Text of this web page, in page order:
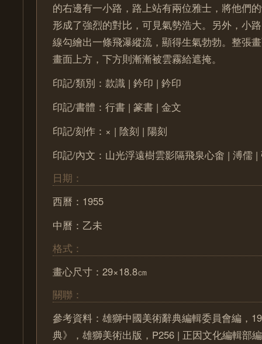
的右邊有一小路，路上站有兩位雅士，將他們
形成了強烈的對比，可見氣勢浩大。另外，小
線勾繪出一條飛瀑縱流，顯得生氣勃勃。整張
畫面上方，下方則漸漸被雲霧給遮掩。
印記/類別：款識 | 鈐印 | 鈐印
印記/書體：行書 | 篆書 | 金文
印記/刻作：× | 陰刻 | 陽刻
印記/內文：山光浮遠樹雲影隔飛泉心畬 | 溥儒 |
日期：
西曆：1955
中曆：乙未
格式：
畫心尺寸：29×18.8㎝
關聯：
參考資料：雄獅中國美術辭典編輯委員會編，
典》，雄獅美術出版，P256 | 正因文化編輯部